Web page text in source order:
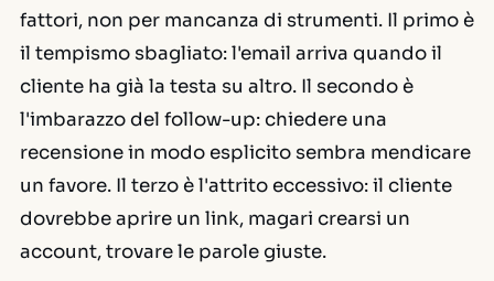
fattori, non per mancanza di strumenti. Il primo è
il tempismo sbagliato: l'email arriva quando il
cliente ha già la testa su altro. Il secondo è
l'imbarazzo del follow-up: chiedere una
recensione in modo esplicito sembra mendicare
un favore. Il terzo è l'attrito eccessivo: il cliente
dovrebbe aprire un link, magari crearsi un
account, trovare le parole giuste.